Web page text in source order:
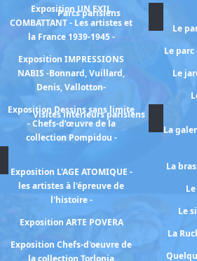
Exposition UN EXIL
COMBATTANT - Les artistes et
la France 1939-1945 -
Exposition IMPRESSIONS
NABIS -Bonnard, Vuillard,
Denis, Vallotton-
Exposition Dessins sans limite
- Chefs-d’œuvre de la
collection Pompidou -
Exposition L'AGE ATOMIQUE -
les artistes à l'épreuve de
l'histoire -
Exposition ARTE POVERA
Exposition Chefs-d'oeuvre de
Parcs parisiens
Le
Le
Le
Visites intérieurs parisiens
La
La
Le
La